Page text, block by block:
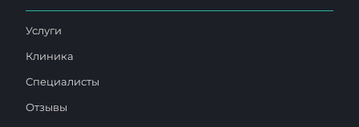
Услуги
Клиника
Специалисты
Отзывы